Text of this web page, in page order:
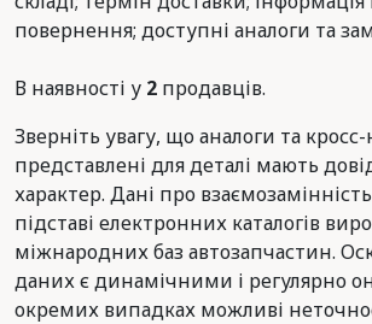
повернення; доступні аналоги та
В наявності у 2 продавців.
Зверніть увагу, що аналоги та
представлені для деталі мають
характер. Дані про
підставі електронних каталогів
міжнародних баз автозапчастин.
даних є динамічними і регулярно
окремих випадках можливі